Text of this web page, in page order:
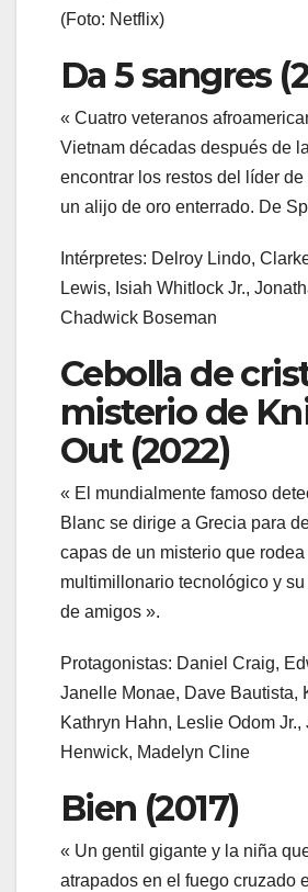
(Foto: Netflix)
Da 5 sangres
« Cuatro veteranos
Vietnam décadas después de
encontrar los restos del líder
un alijo de oro enterrado. De
Intérpretes: Delroy Lindo,
Lewis, Isiah Whitlock Jr.,
Chadwick Boseman
Cebolla de
misterio de
Out (2022)
« El mundialmente famoso
Blanc se dirige a Grecia para
capas de un misterio que rodea
multimillonario tecnológico y
de amigos ».
Protagonistas: Daniel Craig,
Janelle Monae, Dave Bautista,
Kathryn Hahn, Leslie Odom Jr.,
Henwick, Madelyn Cline
Bien (2017)
« Un gentil gigante y la niña
atrapados en el fuego cruzado